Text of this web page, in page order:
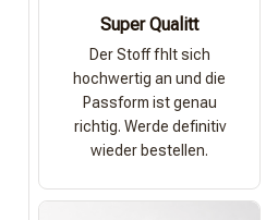
Super Qualitt
Der Stoff fhlt sich
hochwertig an und die
Passform ist genau
richtig. Werde definitiv
wieder bestellen.